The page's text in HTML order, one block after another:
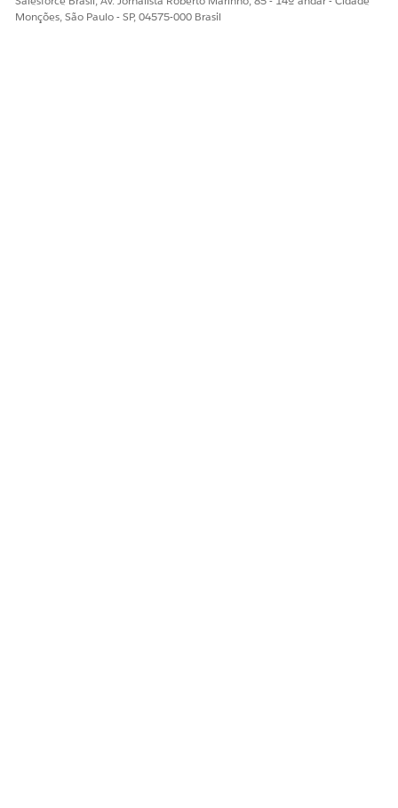
durante as atualizações do sistema.
Monções, São Paulo - SP, 04575-000 Brasil